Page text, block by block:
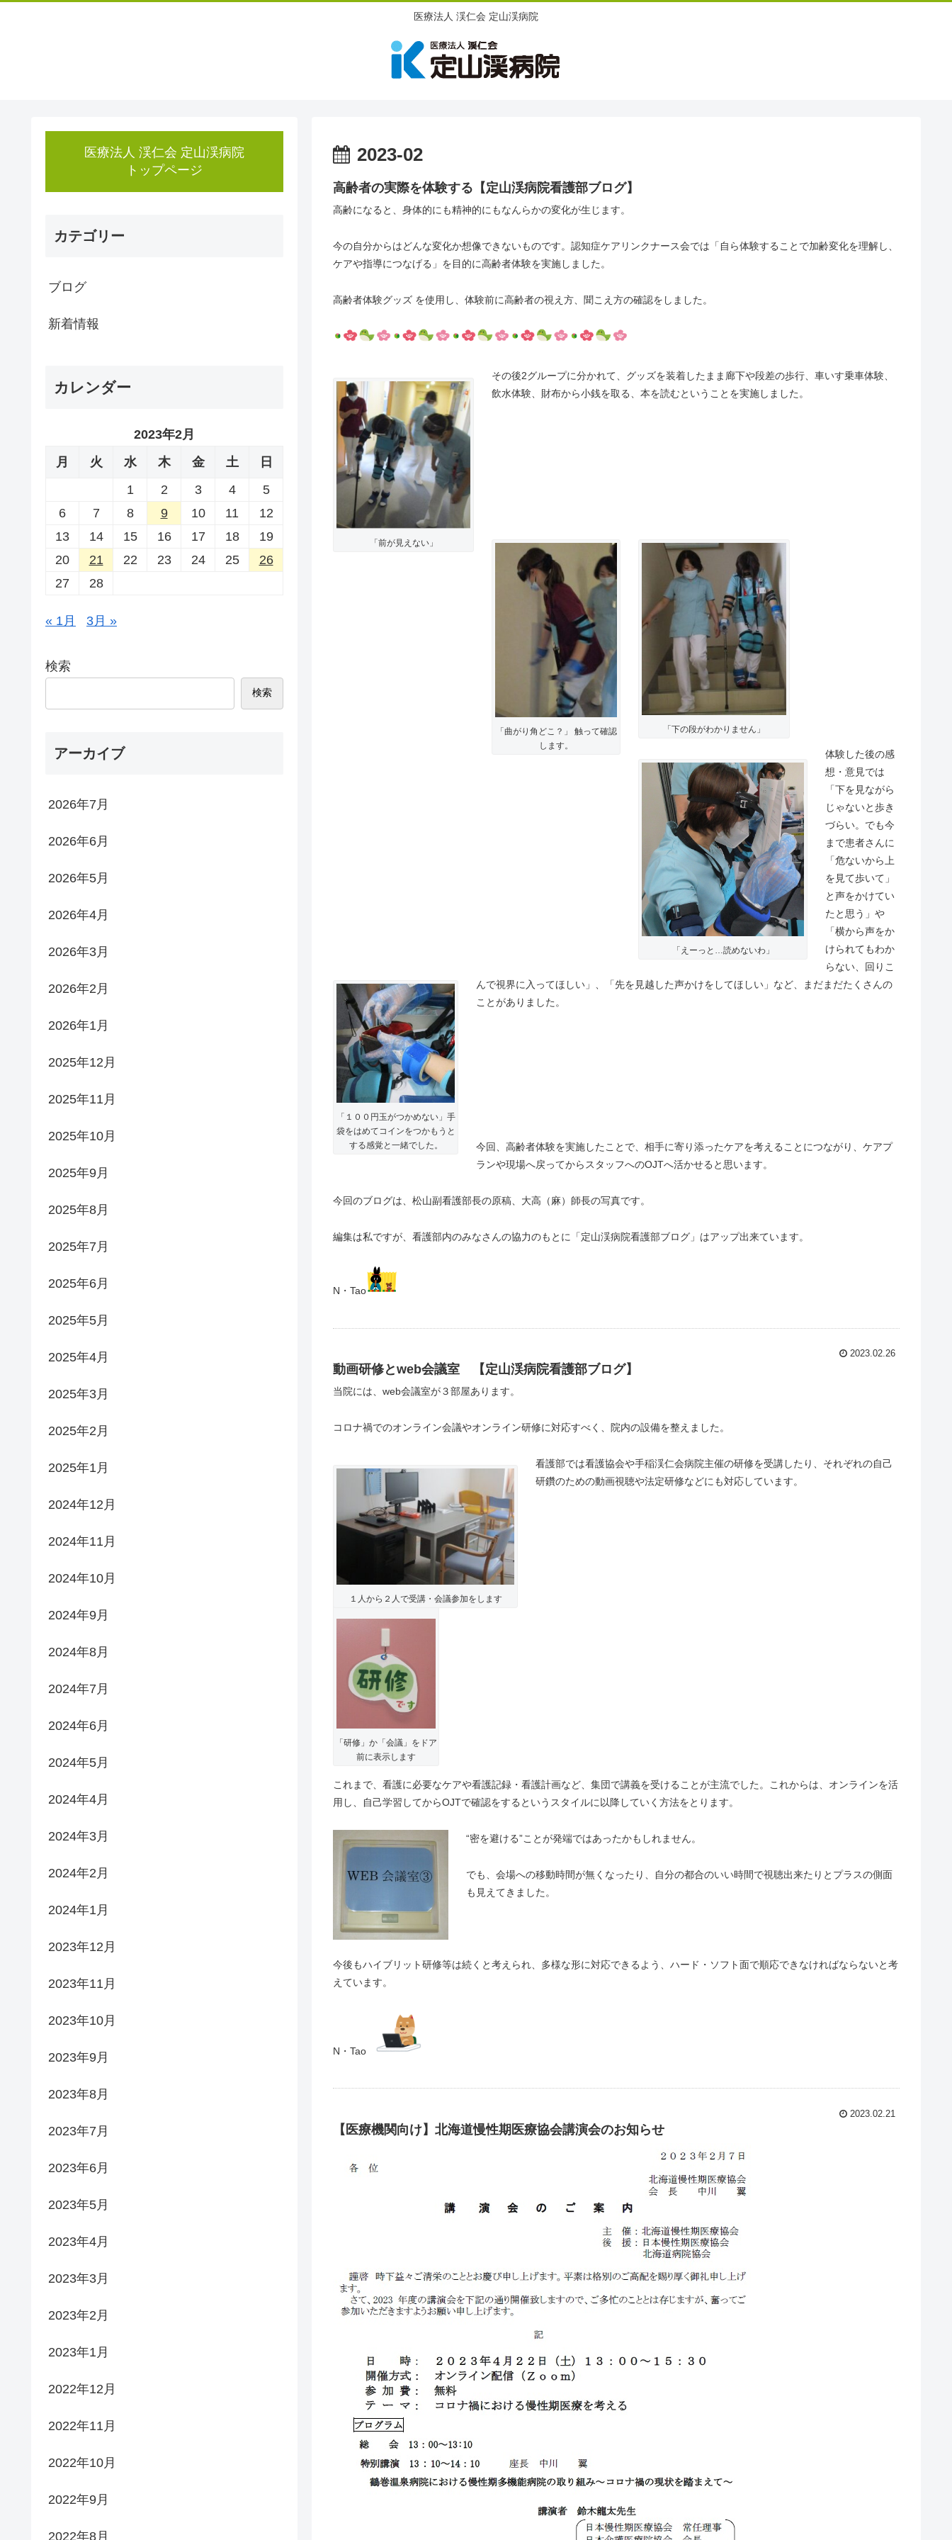
医療法人 渓仁会 定山渓病院
2023-02
高齢者の実際を体験する【定山渓病院看護部ブログ】
高齢になると、身体的にも精神的にもなんらかの変化が生じます。
今の自分からはどんな変化か想像できないものです。認知症ケアリンクナース会では「自ら体験することで加齢変化を理解し、
ケアや指導につなげる」を目的に高齢者体験を実施しました。
高齢者体験グッズ を使用し、体験前に高齢者の視え方、聞こえ方の確認をしました。
「前が見えない」
その後2グループに分かれて、グッズを装着したまま廊下や段差の歩行、車いす乗車体験、
飲水体験、財布から小銭を取る、本を読むということを実施しました。
「曲がり角どこ？」 触って確認
します。
「下の段がわかりません」
「えーっと…読めないわ」
「１００円玉がつかめない」手
袋をはめてコインをつかもうと
する感覚と一緒でした。
体験した後の感
想・意見では
「下を見ながら
じゃないと歩き
づらい。でも今
まで患者さんに
「危ないから上
を見て歩いて」
と声をかけてい
たと思う」や
「横から声をか
けられてもわか
らない、回りこ
んで視界に入ってほしい」、「先を見越した声かけをしてほしい」など、まだまだたくさんの
ことがありました。
今回、高齢者体験を実施したことで、相手に寄り添ったケアを考えることにつながり、ケアプ
ランや現場へ戻ってからスタッフへのOJTへ活かせると思います。
今回のブログは、松山副看護部長の原稿、大高（麻）師長の写真です。
編集は私ですが、看護部内のみなさんの協力のもとに「定山渓病院看護部ブログ」はアップ出来ています。
N・Tao
2023.02.26
動画研修とweb会議室 【定山渓病院看護部ブログ】
当院には、web会議室が３部屋あります。
コロナ禍でのオンライン会議やオンライン研修に対応すべく、院内の設備を整えました。
１人から２人で受講・会議参加をします
看護部では看護協会や手稲渓仁会病院主催の研修を受講したり、それぞれの自己
研鑽のための動画視聴や法定研修などにも対応しています。
「研修」か「会議」をドア
前に表示します
これまで、看護に必要なケアや看護記録・看護計画など、集団で講義を受けることが主流でした。これからは、オンラインを活
用し、自己学習してからOJTで確認をするというスタイルに以降していく方法をとります。
“密を避ける”ことが発端ではあったかもしれません。
でも、会場への移動時間が無くなったり、自分の都合のいい時間で視聴出来たりとプラスの側面
も見えてきました。
今後もハイブリット研修等は続くと考えられ、多様な形に対応できるよう、ハード・ソフト面で順応できなければならないと考
えています。
N・Tao
2023.02.21
【医療機関向け】北海道慢性期医療協会講演会のお知らせ
医療法人 渓仁会 定山渓病院
トップページ
カテゴリー
ブログ
新着情報
カレンダー
2023年2月
月
火 水 木 金 土
日
1
2 3 4
5
6
7 8 9 10 11
12
13
14 15 16 17 18
19
20
21 22 23 24 25
26
27
28
« 1月 3月 »
検索
検索
アーカイブ
2026年7月
2026年6月
2026年5月
2026年4月
2026年3月
2026年2月
2026年1月
2025年12月
2025年11月
2025年10月
2025年9月
2025年8月
2025年7月
2025年6月
2025年5月
2025年4月
2025年3月
2025年2月
2025年1月
2024年12月
2024年11月
2024年10月
2024年9月
2024年8月
2024年7月
2024年6月
2024年5月
2024年4月
2024年3月
2024年2月
2024年1月
2023年12月
2023年11月
2023年10月
2023年9月
2023年8月
2023年7月
2023年6月
2023年5月
2023年4月
2023年3月
2023年2月
2023年1月
2022年12月
2022年11月
2022年10月
2022年9月
2022年8月